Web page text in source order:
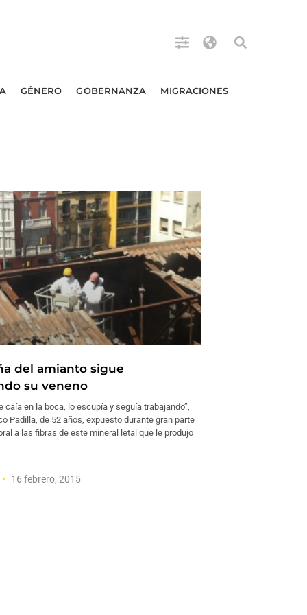
GÉNERO GOBERNANZA MIGRACIONES
del amianto sigue
su veneno
caía en la boca, lo escupía y seguía trabajando”,
Padilla, de 52 años, expuesto durante gran parte
a las fibras de este mineral letal que le produjo
16 febrero, 2015